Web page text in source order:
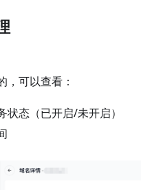
，可以查看：
状态（已开启/未开启）